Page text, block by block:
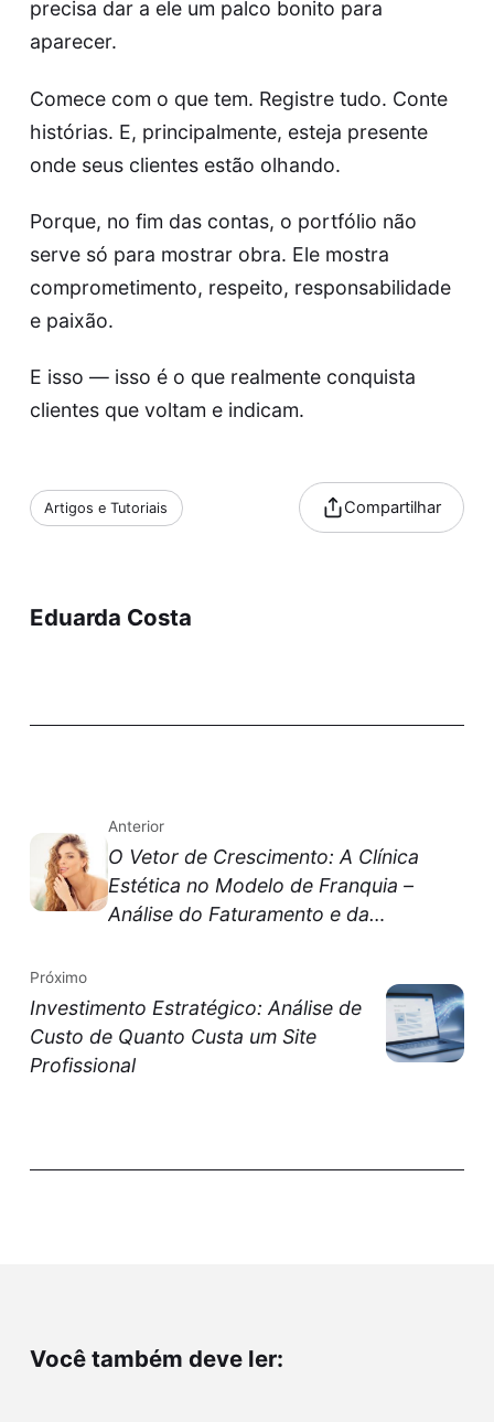
precisa dar a ele um palco bonito para
aparecer.
Comece com o que tem. Registre tudo. Conte
histórias. E, principalmente, esteja presente
onde seus clientes estão olhando.
Porque, no fim das contas, o portfólio não
serve só para mostrar obra. Ele mostra
comprometimento, respeito, responsabilidade
e paixão.
E isso — isso é o que realmente conquista
clientes que voltam e indicam.
Artigos e Tutoriais Compartilhar
Eduarda Costa
Anterior
O Vetor de Crescimento: A Clínica
Estética no Modelo de Franquia –
Análise do Faturamento e da
Próximo
Investimento Estratégico: Análise de
Custo de Quanto Custa um Site
Profissional
Você também deve ler: